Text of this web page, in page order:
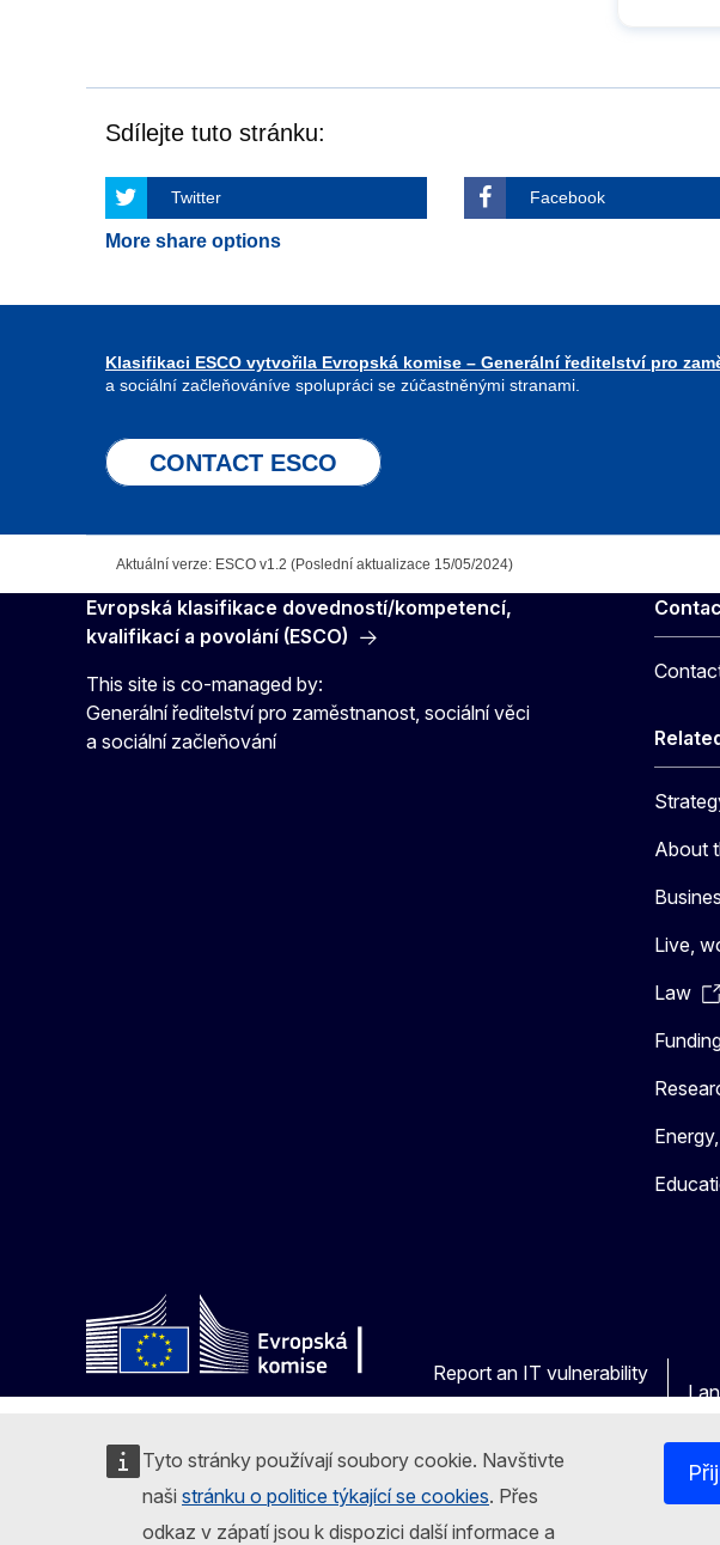
Tyto stránky používají soubory cookie. Navštivte
naši stránku o politice týkající se cookies. Přes
odkaz v zápatí jsou k dispozici další informace a
Sdílejte tuto stránku:
Twitter Facebook
More share options
Klasifikaci ESCO vytvořila Evropská komise – Generální ředitelství pro
a sociální začleňováníve spolupráci se zúčastněnými stranami.
CONTACT ESCO
Aktuální verze: ESCO v1.2 (Poslední aktualizace 15/05/2024)
Evropská klasifikace dovedností/kompetencí,
kvalifikací a povolání (ESCO)
This site is co-managed by:
Generální ředitelství pro zaměstnanost, sociální věci
a sociální začleňování
About
Live,
Law
Report an IT vulnerability